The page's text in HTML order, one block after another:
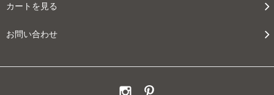
カートを見る
お問い合わせ